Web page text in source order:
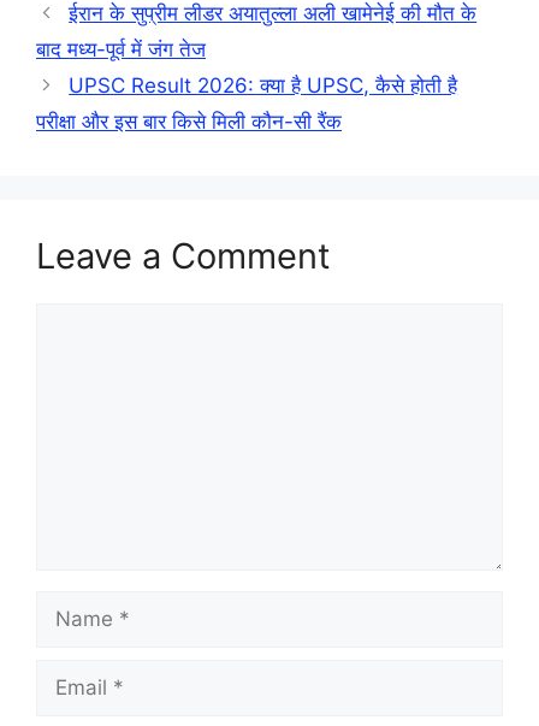
ईरान के सुप्रीम लीडर अयातुल्ला अली खामेनेई की मौत के
बाद मध्य-पूर्व में जंग तेज
UPSC Result 2026: क्या है UPSC, कैसे होती है
परीक्षा और इस बार किसे मिली कौन-सी रैंक
Leave a Comment
Name
Email